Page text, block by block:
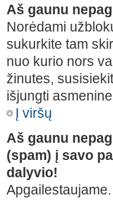
Aš gaunu
Norėdami
sukurkite tam
nuo kurio nors
žinutes,
išjungti
Į viršų
Aš gaunu
(spam) į savo
dalyvio!